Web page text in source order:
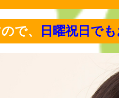
で、 日曜祝日で